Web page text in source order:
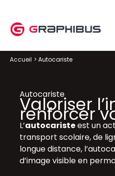
contenu
Accueil Autocariste
Autocariste
Valoriser
renforcer
L’autocaristeest un
transport scolaire, de
longue distance,
d’image visible en